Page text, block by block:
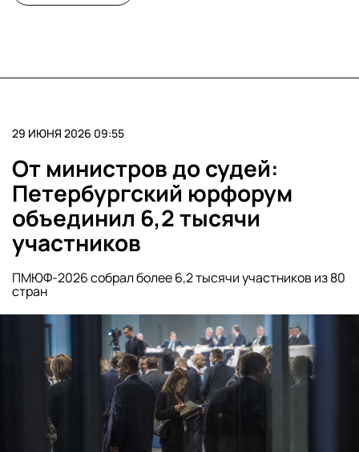
29 ИЮНЯ 2026 09:55
От министров до судей:
Петербургский юрфорум
объединил 6,2 тысячи
участников
ПМЮФ-2026 собрал более 6,2 тысячи участников из 80
стран